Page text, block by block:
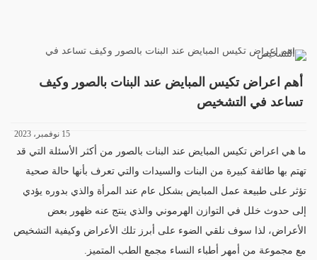
أهم اعراض تكيس المبايض عند البنات بالصور وكيف
تساعد في التشخيص
15 نوفمبر، 2023
ما هي اعراض تكيس المبايض عند البنات بالصور من أكثر الأسئلة التي قد
تهتم بها طائفة كبيرة من البنات والسيدات والتي تعرف بأنها حالة صحية
تؤثر على طبيعة عمل المبايض بشكل عام عند المرأة والذي بدوره يؤدي
إلى حدوث خلل في التوازن الهرموني والذي ينتج عنه ظهور بعض
الأعراض، لذا سوف نلقي الضوء على أبرز تلك الأعراض وكيفية التشخيص
مع مجموعة من أمهر أطباء النساء مجمع الطب المتميز.